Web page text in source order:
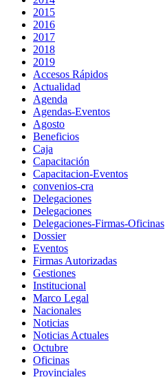
2015
2016
2017
2018
2019
Accesos Rápidos
Actualidad
Agenda
Agendas-Eventos
Agosto
Beneficios
Caja
Capacitación
Capacitacion-Eventos
convenios-cra
Delegaciones
Delegaciones
Delegaciones-Firmas-Oficinas
Dossier
Eventos
Firmas Autorizadas
Gestiones
Institucional
Marco Legal
Nacionales
Noticias
Noticias Actuales
Octubre
Oficinas
Provinciales